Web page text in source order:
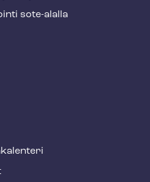
sote-alalla